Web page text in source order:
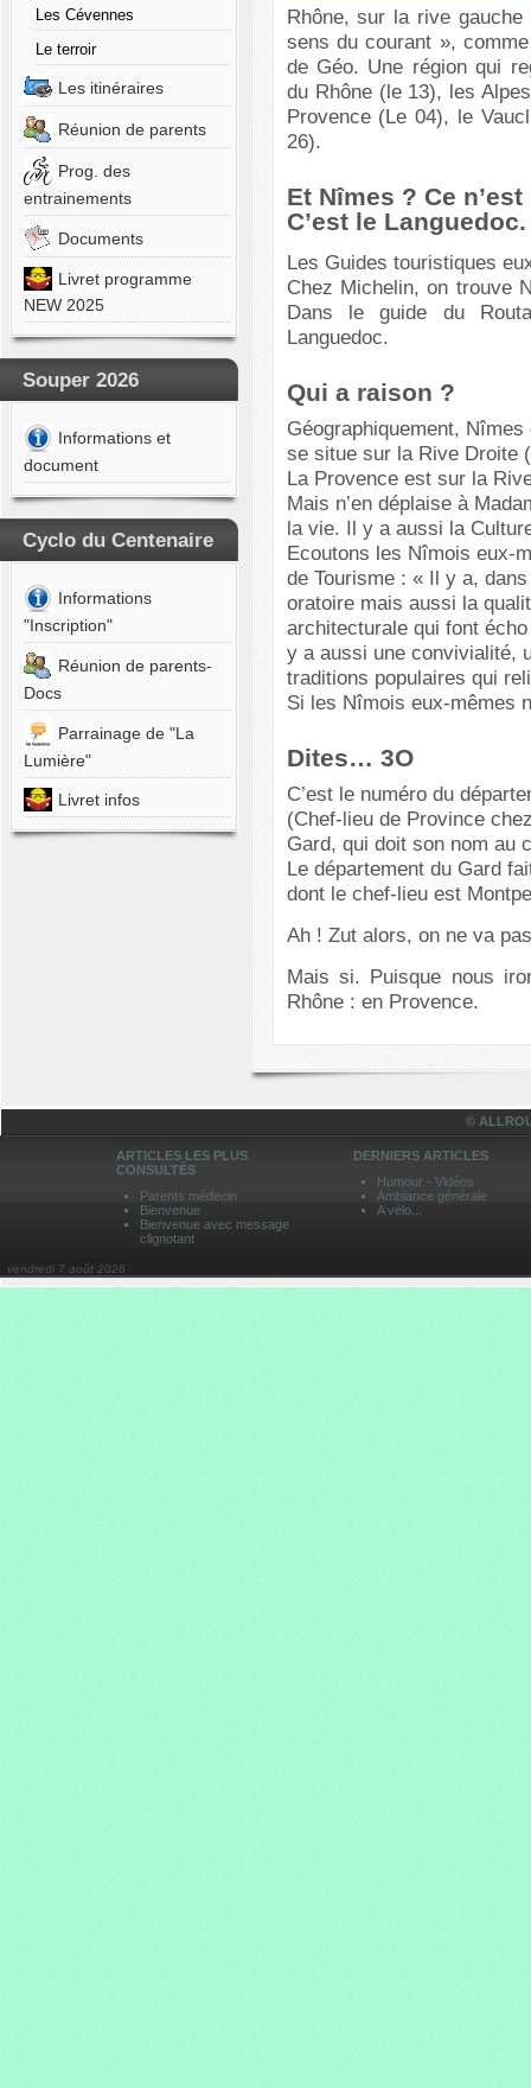
Les Cévennes
Le terroir
Les itinéraires
Réunion de parents
Prog. des
entrainements
Documents
Livret programme
NEW 2025
Souper 2026
Informations et
document
Cyclo du Centenaire
Informations
"Inscription"
Réunion de parents-
Docs
Parrainage de "La
Lumière"
Livret infos
Rhône, sur la rive
sens du courant »,
de Géo. Une région qui
du Rhône (le 13), les
Provence (Le 04), le
26).
Et Nîmes ? Ce
C’est le
Les Guides touristiques
Chez Michelin, on trouve
Dans le guide du
Languedoc.
Qui a raison ?
Géographiquement,
se situe sur la Rive Droite
La Provence est sur la
Mais n’en déplaise à
la vie. Il y a aussi la
Ecoutons les Nîmois eux-
de Tourisme : « Il y a,
oratoire mais aussi la
architecturale qui font
y a aussi une convivialité,
traditions populaires qui
Si les Nîmois eux-mêmes
Dites… 3O
C’est le numéro du
(Chef-lieu de Province
Gard, qui doit son nom au
Le département du Gard
dont le chef-lieu est
Ah ! Zut alors, on ne va
Mais si. Puisque nous
Rhône : en Provence.
©
ARTICLES LES PLUS
CONSULTÉS
Parents médecin
Bienvenue
Bienvenue avec message
clignotant
DERNIERS ARTICLES
Humour - Vidéos
Ambiance générale
A vélo...
vendredi 7 août 2026